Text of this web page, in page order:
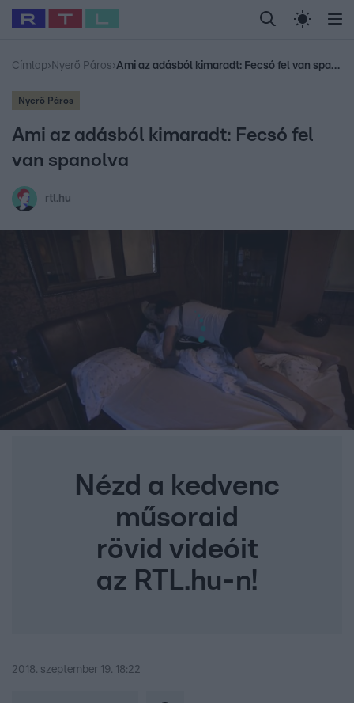
Legfrissebb RTL Híradó Randi Celeb vagyok,
Babits Marcella Most Wanted Gallusz
Címlap› Nyerő Páros› Ami az adásból kimaradt: Fecsó fel van spanolva
Nyerő Páros
Ami az adásból kimaradt: Fecsó fel
van spanolva
rtl.hu
Nézd a kedvenc
műsoraid
rövid videóit
az RTL.hu-n!
2018. szeptember 19. 18:22